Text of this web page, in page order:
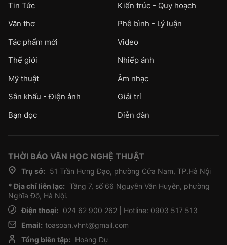
Tin Tức
Kiến trúc - Quy hoạch
Văn thơ
Phê bình - Lý luận
Tác phẩm mới
Video
Thế giới
Nhiếp ảnh
Mỹ thuật
Âm nhạc
Sân khấu - Điện ảnh
Giải trí
Bạn đọc
Diễn đàn
THỜI BÁO VĂN HỌC NGHỆ THUẬT
Trụ sở:
51 Trần Hưng Đạo, phường Cửa Nam, TP.Hà Nội
* Địa chỉ liên lạc: Tầng 7, số 66 Nguyễn Văn Huyên, phường
Nghĩa Đô, Hà Nội.
Điện thoại:
024 62 900 262 | Hotline: 0903 517 513
Email: toasoan.vhnt@gmail.com
Tổng biên tập:
Hoàng Dự